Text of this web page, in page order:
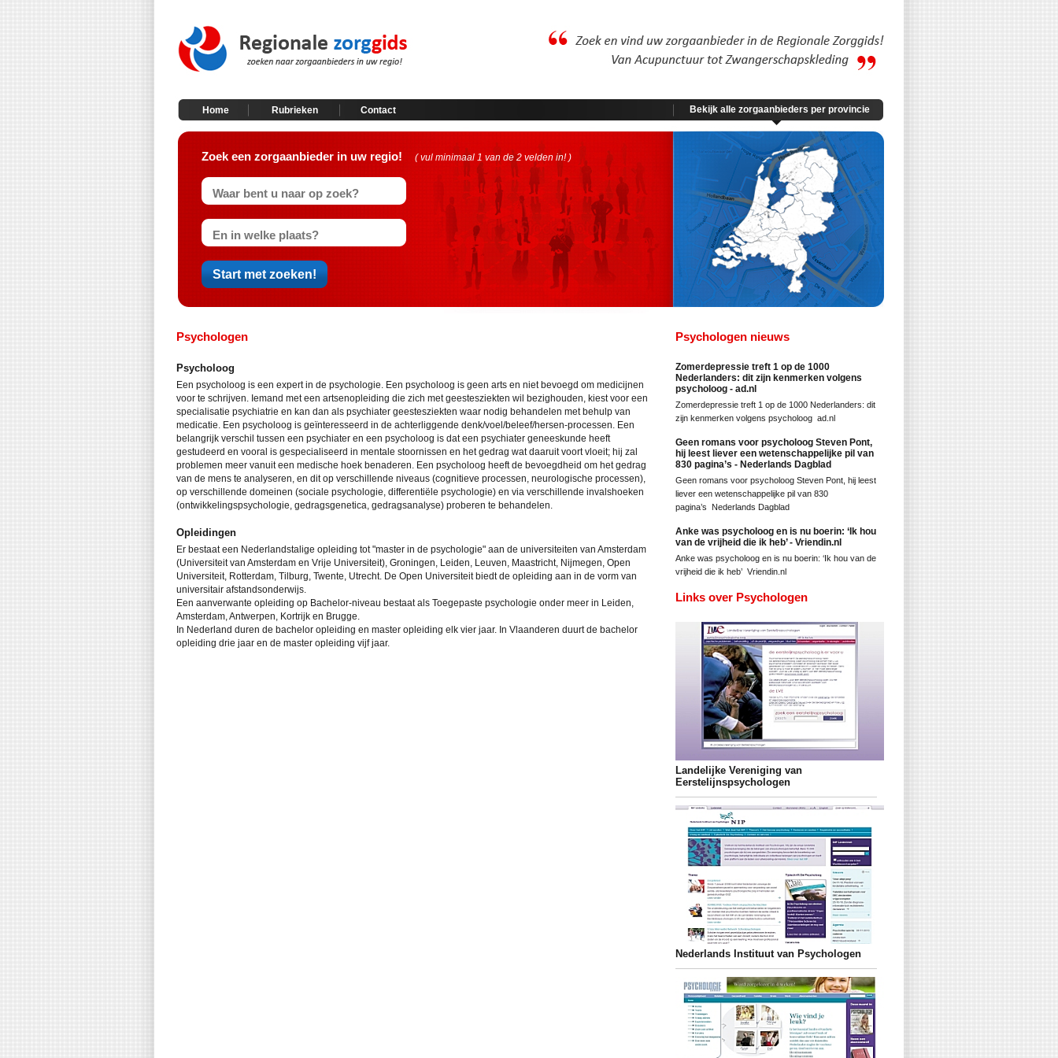
Home Rubrieken Contact Bekijk alle zorgaanbieders per provincie
Zoek een zorgaanbieder in uw regio! ( vul minimaal 1 van de 2 velden in! )
Psychologen
Psycholoog
Een psycholoog is een expert in de psychologie. Een psycholoog is geen arts en niet bevoegd om medicijnen
voor te schrijven. Iemand met een artsenopleiding die zich met geestesziekten wil bezighouden, kiest voor een
specialisatie psychiatrie en kan dan als psychiater geestesziekten waar nodig behandelen met behulp van
medicatie. Een psycholoog is geïnteresseerd in de achterliggende denk/voel/beleef/hersen-processen. Een
belangrijk verschil tussen een psychiater en een psycholoog is dat een psychiater geneeskunde heeft
gestudeerd en vooral is gespecialiseerd in mentale stoornissen en het gedrag wat daaruit voort vloeit; hij zal
problemen meer vanuit een medische hoek benaderen. Een psycholoog heeft de bevoegdheid om het gedrag
van de mens te analyseren, en dit op verschillende niveaus (cognitieve processen, neurologische processen),
op verschillende domeinen (sociale psychologie, differentiële psychologie) en via verschillende invalshoeken
(ontwikkelingspsychologie, gedragsgenetica, gedragsanalyse) proberen te behandelen.
Opleidingen
Er bestaat een Nederlandstalige opleiding tot "master in de psychologie" aan de universiteiten van Amsterdam
(Universiteit van Amsterdam en Vrije Universiteit), Groningen, Leiden, Leuven, Maastricht, Nijmegen, Open
Universiteit, Rotterdam, Tilburg, Twente, Utrecht. De Open Universiteit biedt de opleiding aan in de vorm van
universitair afstandsonderwijs.
Een aanverwante opleiding op Bachelor-niveau bestaat als Toegepaste psychologie onder meer in Leiden,
Amsterdam, Antwerpen, Kortrijk en Brugge.
In Nederland duren de bachelor opleiding en master opleiding elk vier jaar. In Vlaanderen duurt de bachelor
opleiding drie jaar en de master opleiding vijf jaar.
Psychologen nieuws
Zomerdepressie treft 1 op de 1000
Nederlanders: dit zijn kenmerken volgens
psycholoog - ad.nl
Zomerdepressie treft 1 op de 1000 Nederlanders: dit
zijn kenmerken volgens psycholoog ad.nl
Geen romans voor psycholoog Steven Pont,
hij leest liever een wetenschappelijke pil van
830 pagina’s - Nederlands Dagblad
Geen romans voor psycholoog Steven Pont, hij leest
liever een wetenschappelijke pil van 830
pagina’s Nederlands Dagblad
Anke was psycholoog en is nu boerin: ‘Ik hou
van de vrijheid die ik heb’ - Vriendin.nl
Anke was psycholoog en is nu boerin: ‘Ik hou van de
vrijheid die ik heb’ Vriendin.nl
Links over Psychologen
Landelijke Vereniging van
Eerstelijnspsychologen
Nederlands Instituut van Psychologen